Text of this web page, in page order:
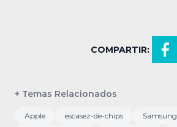
COMPARTIR:
+ Temas Relacionados
Apple escasez-de-chips
Samsung